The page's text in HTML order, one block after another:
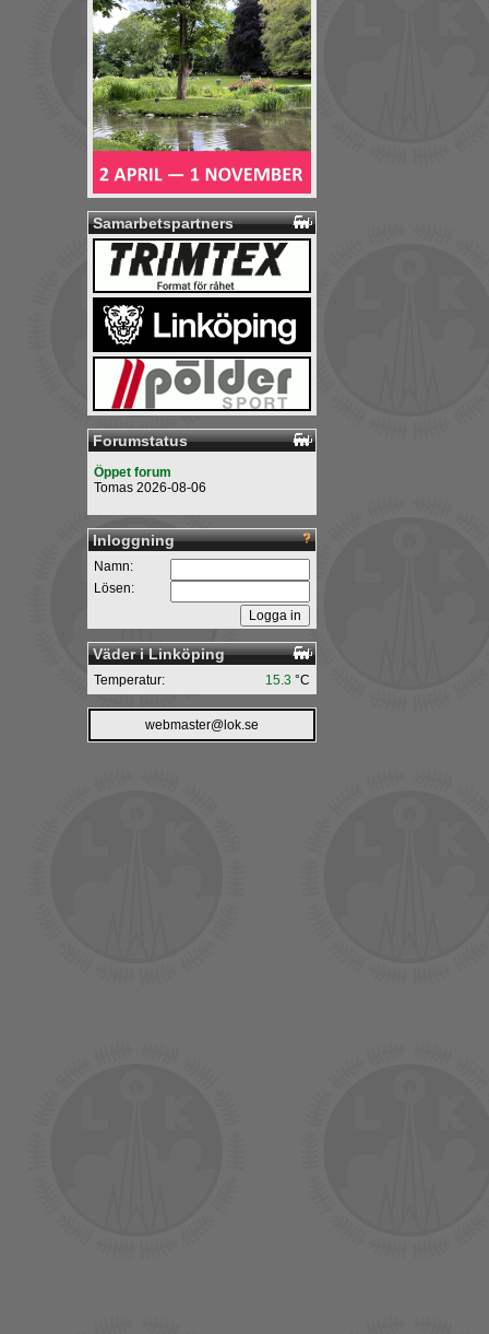
Samarbetspartners
Forumstatus
Öppet forum
Tomas 2026-08-06
Inloggning
Namn:
Lösen:
Väder i Linköping
15.3 °C
Temperatur:
webmaster@lok.se